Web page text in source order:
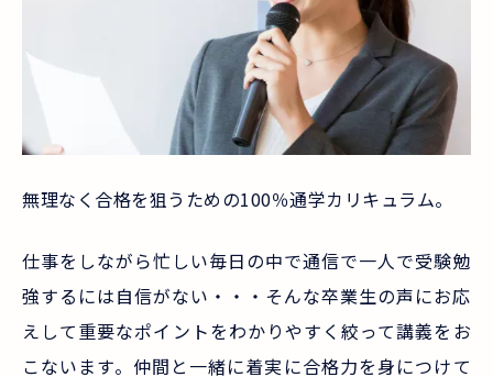
無理なく合格を狙うための100％通学カリキュラム。
仕事をしながら忙しい毎日の中で通信で一人で受験勉
強するには自信がない・・・そんな卒業生の声にお応
えして重要なポイントをわかりやすく絞って講義をお
こないます。仲間と一緒に着実に合格力を身につけて